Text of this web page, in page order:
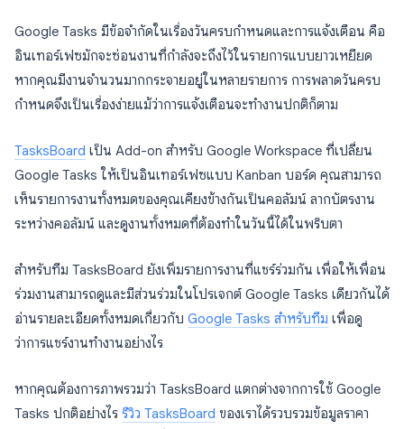
Google Tasks มีข้อจำกัดในเรื่องวันครบกำหนดและการแจ้งเตือน คือ
อินเทอร์เฟซมักจะซ่อนงานที่กำลังจะถึงไว้ในรายการแบบยาวเหยียด
หากคุณมีงานจำนวนมากกระจายอยู่ในหลายรายการ การพลาดวันครบ
กำหนดจึงเป็นเรื่องง่ายแม้ว่าการแจ้งเตือนจะทำงานปกติก็ตาม
TasksBoard เป็น Add-on สำหรับ Google Workspace ที่เปลี่ยน
Google Tasks ให้เป็นอินเทอร์เฟซแบบ Kanban บอร์ด คุณสามารถ
เห็นรายการงานทั้งหมดของคุณเคียงข้างกันเป็นคอลัมน์ ลากบัตรงาน
ระหว่างคอลัมน์ และดูงานทั้งหมดที่ต้องทำในวันนี้ได้ในพริบตา
สำหรับทีม TasksBoard ยังเพิ่มรายการงานที่แชร์ร่วมกัน เพื่อให้เพื่อน
ร่วมงานสามารถดูและมีส่วนร่วมในโปรเจกต์ Google Tasks เดียวกันได้
อ่านรายละเอียดทั้งหมดเกี่ยวกับ Google Tasks สำหรับทีม เพื่อดู
ว่าการแชร์งานทำงานอย่างไร
หากคุณต้องการภาพรวมว่า TasksBoard แตกต่างจากการใช้ Google
Tasks ปกติอย่างไร รีวิว TasksBoard ของเราได้รวบรวมข้อมูลราคา